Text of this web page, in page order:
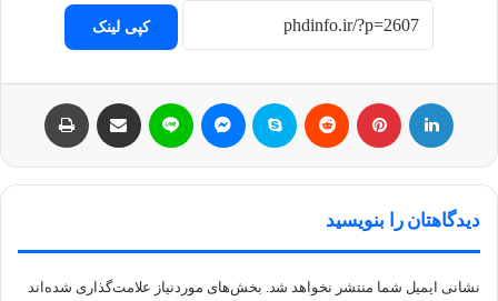
کپی لینک
دیدگاهتان را بنویسید
نشانی ایمیل شما منتشر نخواهد شد. بخش‌های موردنیاز علامت‌گذاری شده‌اند